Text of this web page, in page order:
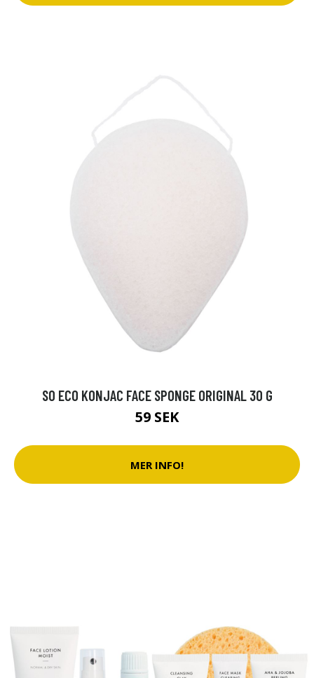
SO ECO KONJAC FACE SPONGE ORIGINAL 30 G
59 SEK
MER INFO!